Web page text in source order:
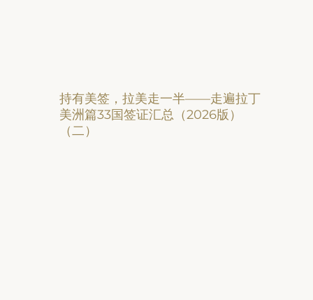
持有美签，拉美走一半——走遍拉丁
美洲篇33国签证汇总（2026版）
（二）